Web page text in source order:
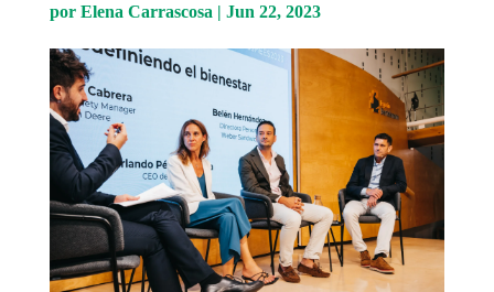
por Elena Carrascosa | Jun 22, 2023